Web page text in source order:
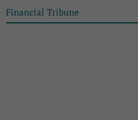
Financial Tribune